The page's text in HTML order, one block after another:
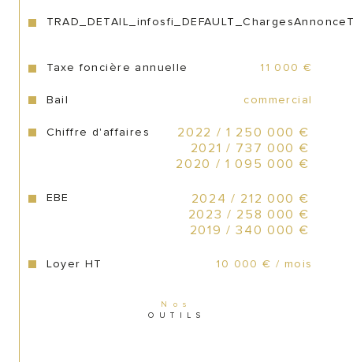
Prix des murs et fonds: 3 700 000 €
honoraires du cabinet exclus
Honoraires de 5%TTC soit 4.17% HT à
Taxe foncière annuelle 11 000 €
Bail commercial
Chiffre d'affaires
2022 / 1 250 000 €
2021 / 737 000 €
2020 / 1 095 000 €
EBE
2024 / 212 000 €
2023 / 258 000 €
2019 / 340 000 €
Loyer HT 10 000 € / mois
Nos
OUTILS